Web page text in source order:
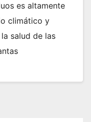
es altamente
climático y
salud de las